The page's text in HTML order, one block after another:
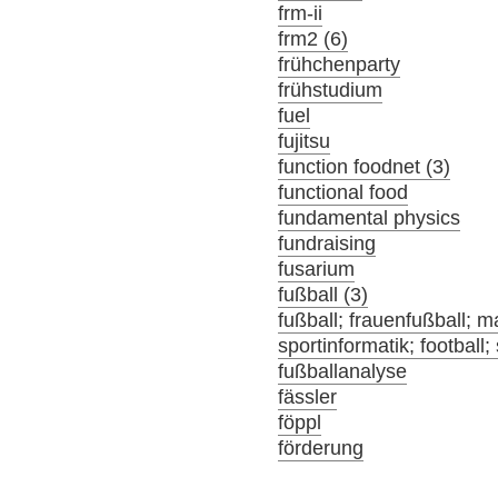
frm-ii
frm2 (6)
frühchenparty
frühstudium
fuel
fujitsu
function foodnet (3)
functional food
fundamental physics
fundraising
fusarium
fußball (3)
fußball; frauenfußball;
sportinformatik; football;
fußballanalyse
fässler
föppl
förderung